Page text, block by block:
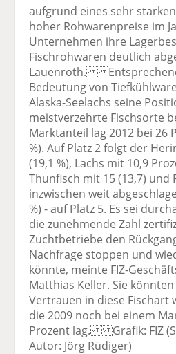
aufgrund eines sehr
hoher Rohwarenpreise im
Unternehmen ihre
Fischrohwaren deutlich
Lauenroth.
Bedeutung von
Alaska-Seelachs seine
meistverzehrte Fischsorte
Marktanteil lag 2012 bei 26
%). Auf Platz 2 folgt der
(19,1 %), Lachs mit 10,9
Thunfisch mit 15 (13,7) und
inzwischen weit
%) - auf Platz 5. Es sei
die zunehmende Zahl
Zuchtbetriebe den
Nachfrage stoppen und
könnte, meinte FIZ-
Matthias Keller. Sie
Vertrauen in diese Fischart
die 2009 noch bei einem
Prozent lag. Grafik: FIZ
Autor: Jörg Rüdiger)